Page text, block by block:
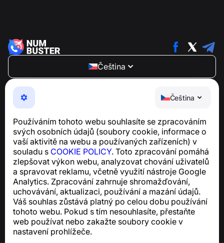
Čeština
Používáním tohoto webu souhlasíte se zpracováním
svých osobních údajů (soubory cookie, informace o
vaší aktivitě na webu a používaných zařízeních) v
souladu s COOKIE POLICY. Toto zpracování pomáhá
zlepšovat výkon webu, analyzovat chování uživatelů
a spravovat reklamu, včetně využití nástroje Google
Analytics. Zpracování zahrnuje shromažďování,
uchovávání, aktualizaci, používání a mazání údajů.
Váš souhlas zůstává platný po celou dobu používání
tohoto webu. Pokud s tím nesouhlasíte, přestaňte
web používat nebo zakažte soubory cookie v
nastavení prohlížeče.
Čeština
NumBuster © 2013—2026 ·
Snadno použitelná aplikace, která vás chrání před
telefonními podvody, spamem a nevyžádanými
Pro dotazy týkající se souladu s GDPR:
support@numbuster.com
Centrum nápovědy
Zprávy a články
O projektu
Kontakty